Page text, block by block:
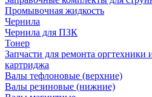
Промывочная жидкость
Чернила
Чернила для ПЗК
Тонер
Запчасти для ремонта оргтехники
картриджа
Валы тефлоновые (верхние)
Валы резиновые (нижние)